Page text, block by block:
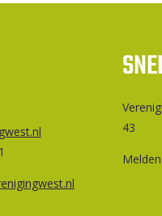
43